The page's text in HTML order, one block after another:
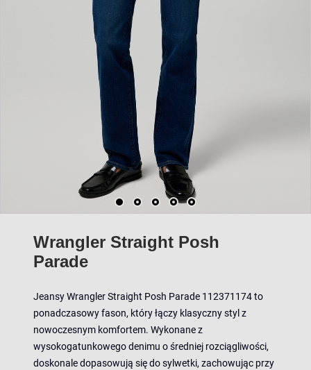
Wrangler Straight Posh
Parade
Jeansy Wrangler Straight Posh Parade 112371174 to
ponadczasowy fason, który łączy klasyczny styl z
nowoczesnym komfortem. Wykonane z
wysokogatunkowego denimu o średniej rozciągliwości,
doskonale dopasowują się do sylwetki, zachowując przy